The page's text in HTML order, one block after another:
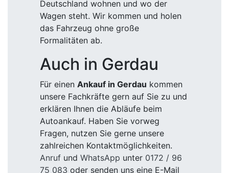
Deutschland wohnen und wo der
Wagen steht. Wir kommen und holen
das Fahrzeug ohne große
Formalitäten ab.
Auch in Gerdau
Für einen Ankauf in Gerdau kommen
unsere Fachkräfte gern auf Sie zu und
erklären Ihnen die Abläufe beim
Autoankauf. Haben Sie vorweg
Fragen, nutzen Sie gerne unsere
zahlreichen Kontaktmöglichkeiten.
Anruf und WhatsApp unter 0172 / 96
75 083 oder senden uns eine E-Mail